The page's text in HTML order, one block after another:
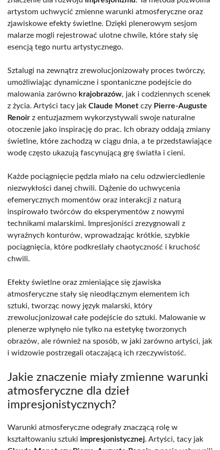
artystom uchwycić zmienne warunki atmosferyczne oraz
zjawiskowe efekty świetlne. Dzięki plenerowym sesjom
malarze mogli rejestrować ulotne chwile, które stały się
esencją tego nurtu artystycznego.
Sztalugi na zewnątrz zrewolucjonizowały proces twórczy,
umożliwiając dynamiczne i spontaniczne podejście do
malowania zarówno krajobrazów, jak i codziennych scenek
z życia. Artyści tacy jak Claude Monet czy Pierre-Auguste
Renoir z entuzjazmem wykorzystywali swoje naturalne
otoczenie jako inspirację do prac. Ich obrazy oddają zmiany
świetlne, które zachodzą w ciągu dnia, a te przedstawiające
wodę często ukazują fascynującą grę światła i cieni.
Każde pociągnięcie pędzla miało na celu odzwierciedlenie
niezwykłości danej chwili. Dążenie do uchwycenia
efemerycznych momentów oraz interakcji z naturą
inspirowało twórców do eksperymentów z nowymi
technikami malarskimi. Impresjoniści zrezygnowali z
wyraźnych konturów, wprowadzając krótkie, szybkie
pociągnięcia, które podkreślały chaotyczność i kruchość
chwili.
Efekty świetlne oraz zmieniające się zjawiska
atmosferyczne stały się nieodłącznym elementem ich
sztuki, tworząc nowy język malarski, który
zrewolucjonizował całe podejście do sztuki. Malowanie w
plenerze wpłynęło nie tylko na estetykę tworzonych
obrazów, ale również na sposób, w jaki zarówno artyści, jak
i widzowie postrzegali otaczającą ich rzeczywistość.
Jakie znaczenie miały zmienne warunki
atmosferyczne dla dzieł
impresjonistycznych?
Warunki atmosferyczne odegrały znaczącą rolę w
kształtowaniu sztuki impresjonistycznej. Artyści, tacy jak